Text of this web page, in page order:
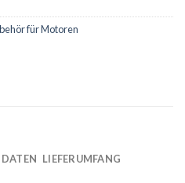
für Motoren
LIEFERUMFANG